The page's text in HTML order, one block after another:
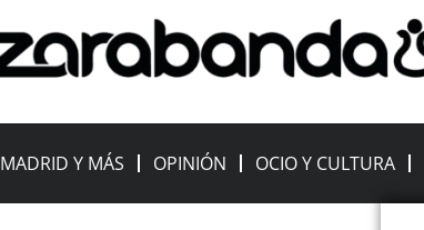
MADRID Y MÁS OPINIÓN OCIO Y CULTURA